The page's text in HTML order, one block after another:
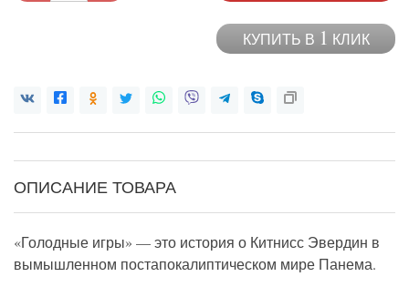
КУПИТЬ В 1 КЛИК
ОПИСАНИЕ ТОВАРА
«Голодные игры» — это история о Китнисс Эвердин в
вымышленном постапокалиптическом мире Панема.